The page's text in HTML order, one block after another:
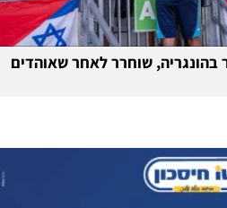
שוחרר לאחר שאוהדים